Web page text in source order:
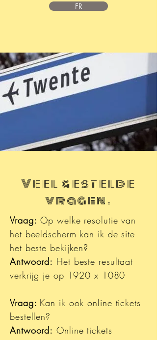
FR
Veel gestelde
vragen.
Vraag: Op welke resolutie van
het beeldscherm kan ik de site
het beste bekijken?
Antwoord: Het beste resultaat
verkrijg je op 1920 x 1080
Vraag: Kan ik ook online tickets
bestellen?
Antwoord: Online tickets